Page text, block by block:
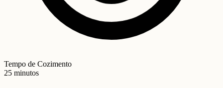
Tempo de Cozimento
25 minutos